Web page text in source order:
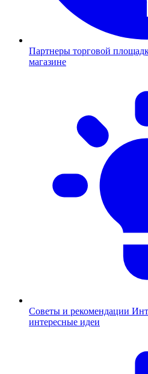
Партнеры торговой
магазине
Советы и рекомендации
интересные идеи